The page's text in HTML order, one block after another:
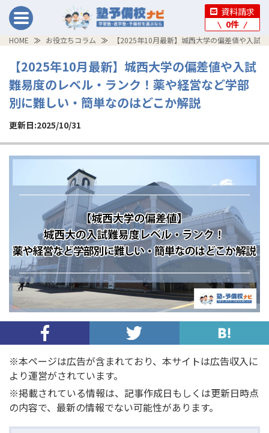
資料請求
0件
HOME お役立ちコラム 【2025年10月最新】城西大学の偏差値や入試
【2025年10月最新】城西大学の偏差値や入試
難易度のレベル・ランク！薬や経営など学部
別に難しい・簡単なのはどこか解説
更新日:2025/10/31
※本ページは広告が含まれており、本サイトは広告収入に
より運営がされています。
※掲載されている情報は、記事作成日もしくは更新日時点
の内容で、最新の情報でない可能性があります。